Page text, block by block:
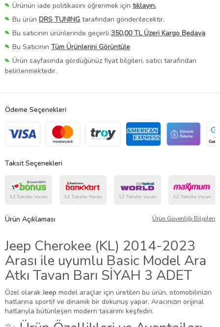
Ürünün iade politikasını öğrenmek için tıklayın.
Bu ürün DRS TUNING tarafından gönderilecektir.
Bu satıcının ürünlerinde geçerli 350,00 TL Üzeri Kargo Bedava
Bu Satıcının Tüm Ürünlerini Görüntüle
Ürün sayfasında gördüğünüz fiyat bilgileri, satıcı tarafından
belirlenmektedir.
Ödeme Seçenekleri
Taksit Seçenekleri
Ürün Açıklaması Ürün Güvenliği Bilgileri
Jeep Cherokee (KL) 2014-2023
Arası ile uyumlu Basic Model Ara
Atkı Tavan Barı SİYAH 3 ADET
Özel olarakJeep model araçlar için üretilen bu ürün, otomobilinizin
hatlarına sportif ve dinamik bir dokunuş yapar. Aracınızın orijinal
hatlarıyla bütünleşen modern tasarımı keşfedin.